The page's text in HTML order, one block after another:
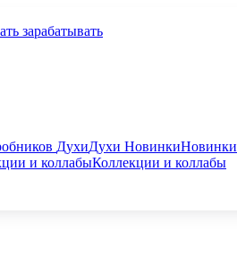
зарабатывать
ДухиДухи НовинкиНовинки
и коллабыКоллекции и коллабы